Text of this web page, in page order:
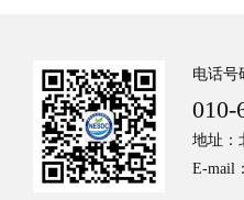
电话号
010-
地址：
E-mail